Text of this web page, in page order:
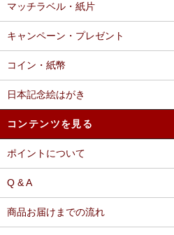
マッチラベル・紙片
キャンペーン・プレゼント
コイン・紙幣
日本記念絵はがき
コンテンツを見る
ポイントについて
Q & A
商品お届けまでの流れ